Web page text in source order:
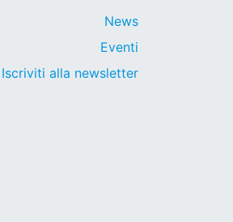
News
Eventi
Iscriviti alla newsletter